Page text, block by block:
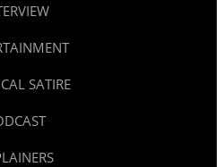
SATIRE